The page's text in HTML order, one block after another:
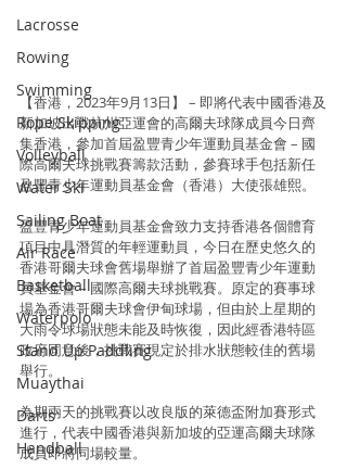
Lacrosse
Rowing
Swimming
Rope Skipping
Volleyball
Water Ski
Sailing Boat
Air Race
Basketball
Waterpolo
Stand Up Paddling
Muaythai
Darts
Handball
【香港，2023年9月13日】 – 即將代表中國香港及
新加坡出戰杭州亞運會的高爾夫球隊成員今日齊
集香港，參加首屆盈豐青少年運動員基金會 – 國
際高爾夫球挑戰賽籌款活動，參賽球手包括新任
盈豐青少年運動員基金會（香港）大使張雄熙。
盈豐青少年運動員基金會致力支持香港各個體育
項目中具潛質的年輕運動員，今日在歷史悠久的
香港哥爾夫球會舊場舉辦了首屆盈豐青少年運動
員基金會 – 國際高爾夫球挑戰賽。原定的賽事球
場為香港哥爾夫球會伊甸球場，但由於上星期的
大雨令球場狀態未能及時恢復，因此經香港特區
政府同意後，挑戰賽現定於排水狀態較佳的舊場
舉行。
為期兩天的挑戰賽以改良版的萊德盃附加賽形式
進行，代表中國香港與新加坡的亞運高爾夫球隊
成員即將同場較量。